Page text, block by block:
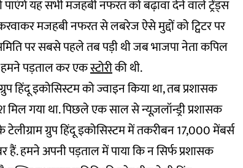
यह सभी मजहबी नफरत को बढ़ावा देने वाले ट्रेंड्स
मजहबी नफरत से लबरेज ऐसे मुद्दों को ट्विटर पर
समिति पर सबसे पहले तब पड़ी थी जब भाजपा नेता कपिल
हमने पड़ताल कर एकस्टोरीकी थी.
हिंदू इकोसिस्टम को ज्वाइन किया था, तब प्रशासक
मिल गया था. पिछले एक साल से न्यूज़लॉन्ड्री प्रशासक
टेलीग्राम ग्रुप हिंदू इकोसिस्टम में तकरीबन 17,000 मेंबर्स
हमने अपनी पड़ताल में पाया कि न सिर्फ प्रशासक